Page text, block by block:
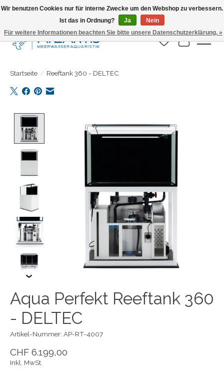
Täglicher Versand. Bestelle bis 15.00 Uhr
Wunschzettel
Ihr
Startseite / Reeftank 360 - DELTEC
Aqua Perfekt Reeftank 360
- DELTEC
Artikel-Nummer: AP-RT-4007
CHF 6.199,00
Inkl. MwSt.
Wir benutzen Cookies nur für interne Zwecke um den Webshop zu verbessern.
Ist das in Ordnung?
Ja
Nein
Für weitere Informationen beachten Sie bitte unsere Datenschutzerklärung. »